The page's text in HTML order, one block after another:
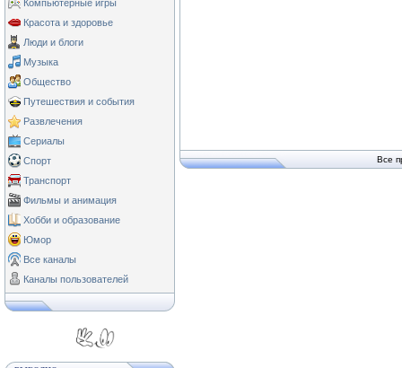
Компьютерные игры
Красота и здоровье
Люди и блоги
Музыка
Общество
Путешествия и события
Развлечения
Сериалы
Спорт
Транспорт
Фильмы и анимация
Хобби и образование
Юмор
Все каналы
Каналы пользователей
Все